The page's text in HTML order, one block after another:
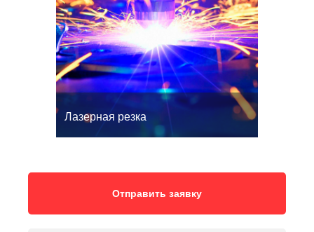
Лазерная резка
Отправить заявку